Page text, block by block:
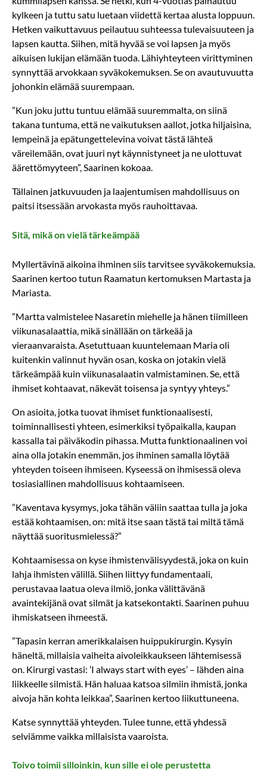
kylkeen ja tuttu satu luetaan viidettä kertaa alusta loppuun.
Hetken vaikuttavuus peilautuu suhteessa tulevaisuuteen ja
lapsen kautta. Siihen, mitä hyvää se voi lapsen ja myös
aikuisen lukijan elämään tuoda. Lähiyhteyteen virittyminen
synnyttää arvokkaan syväkokemuksen. Se on avautuvuutta
johonkin elämää suurempaan.
”Kun joku juttu tuntuu elämää suuremmalta, on siinä
takana tuntuma, että ne vaikutuksen aallot, jotka hiljaisina,
lempeinä ja epätungettelevina voivat tästä lähteä
väreilemään, ovat juuri nyt käynnistyneet ja ne ulottuvat
äärettömyyteen”, Saarinen kokoaa.
Tällainen jatkuvuuden ja laajentumisen mahdollisuus on
paitsi itsessään arvokasta myös rauhoittavaa.
Sitä, mikä on vielä tärkeämpää
Myllertävinä aikoina ihminen siis tarvitsee syväkokemuksia.
Saarinen kertoo tutun Raamatun kertomuksen Martasta ja
Mariasta.
”Martta valmistelee Nasaretin miehelle ja hänen tiimilleen
viikunasalaattia, mikä sinällään on tärkeää ja
vieraanvaraista. Asetuttuaan kuuntelemaan Maria oli
kuitenkin valinnut hyvän osan, koska on jotakin vielä
tärkeämpää kuin viikunasalaatin valmistaminen. Se, että
ihmiset kohtaavat, näkevät toisensa ja syntyy yhteys.”
On asioita, jotka tuovat ihmiset funktionaalisesti,
toiminnallisesti yhteen, esimerkiksi työpaikalla, kaupan
kassalla tai päiväkodin pihassa. Mutta funktionaalinen voi
aina olla jotakin enemmän, jos ihminen samalla löytää
yhteyden toiseen ihmiseen. Kyseessä on ihmisessä oleva
tosiasiallinen mahdollisuus kohtaamiseen.
”Kaventava kysymys, joka tähän väliin saattaa tulla ja joka
estää kohtaamisen, on: mitä itse saan tästä tai miltä tämä
näyttää suoritusmielessä?”
Kohtaamisessa on kyse ihmistenvälisyydestä, joka on kuin
lahja ihmisten välillä. Siihen liittyy fundamentaali,
perustavaa laatua oleva ilmiö, jonka välittävänä
avaintekijänä ovat silmät ja katsekontakti. Saarinen puhuu
ihmiskatseen ihmeestä.
”Tapasin kerran amerikkalaisen huippukirurgin. Kysyin
häneltä, millaisia vaiheita aivoleikkaukseen lähtemisessä
on. Kirurgi vastasi: ’I always start with eyes’ – lähden aina
liikkeelle silmistä. Hän haluaa katsoa silmiin ihmistä, jonka
aivoja hän kohta leikkaa”, Saarinen kertoo liikuttuneena.
Katse synnyttää yhteyden. Tulee tunne, että yhdessä
selviämme vaikka millaisista vaaroista.
Toivo toimii silloinkin, kun sille ei ole perustetta